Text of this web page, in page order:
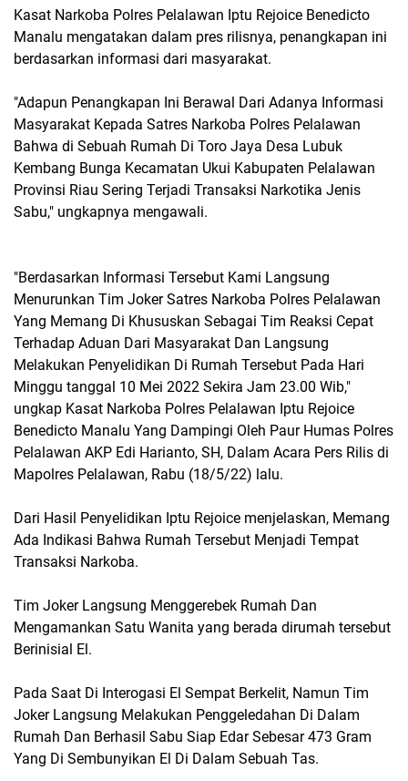
Kasat Narkoba Polres Pelalawan Iptu Rejoice Benedicto
Manalu mengatakan dalam pres rilisnya, penangkapan ini
berdasarkan informasi dari masyarakat.
"Adapun Penangkapan Ini Berawal Dari Adanya Informasi
Masyarakat Kepada Satres Narkoba Polres Pelalawan
Bahwa di Sebuah Rumah Di Toro Jaya Desa Lubuk
Kembang Bunga Kecamatan Ukui Kabupaten Pelalawan
Provinsi Riau Sering Terjadi Transaksi Narkotika Jenis
Sabu," ungkapnya mengawali.
"Berdasarkan Informasi Tersebut Kami Langsung
Menurunkan Tim Joker Satres Narkoba Polres Pelalawan
Yang Memang Di Khususkan Sebagai Tim Reaksi Cepat
Terhadap Aduan Dari Masyarakat Dan Langsung
Melakukan Penyelidikan Di Rumah Tersebut Pada Hari
Minggu tanggal 10 Mei 2022 Sekira Jam 23.00 Wib,"
ungkap Kasat Narkoba Polres Pelalawan Iptu Rejoice
Benedicto Manalu Yang Dampingi Oleh Paur Humas Polres
Pelalawan AKP Edi Harianto, SH, Dalam Acara Pers Rilis di
Mapolres Pelalawan, Rabu (18/5/22) lalu.
Dari Hasil Penyelidikan Iptu Rejoice menjelaskan, Memang
Ada Indikasi Bahwa Rumah Tersebut Menjadi Tempat
Transaksi Narkoba.
Tim Joker Langsung Menggerebek Rumah Dan
Mengamankan Satu Wanita yang berada dirumah tersebut
Berinisial El.
Pada Saat Di Interogasi El Sempat Berkelit, Namun Tim
Joker Langsung Melakukan Penggeledahan Di Dalam
Rumah Dan Berhasil Sabu Siap Edar Sebesar 473 Gram
Yang Di Sembunyikan El Di Dalam Sebuah Tas.